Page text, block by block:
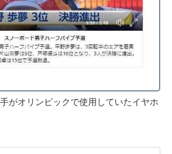
がオリンピックで使用していたイヤホ